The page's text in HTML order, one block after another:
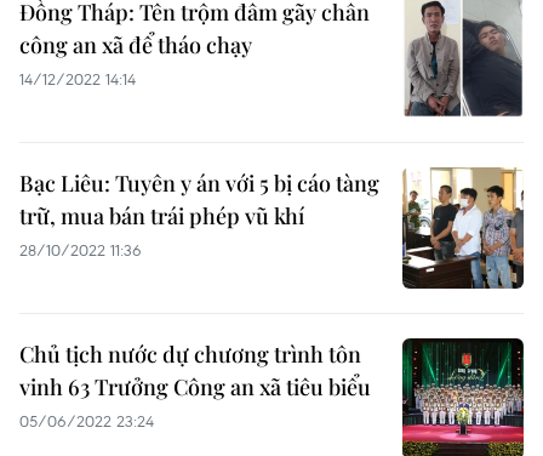
Đồng Tháp: Tên trộm đâm gãy chân
công an xã để tháo chạy
14/12/2022 14:14
Bạc Liêu: Tuyên y án với 5 bị cáo tàng
trữ, mua bán trái phép vũ khí
28/10/2022 11:36
Chủ tịch nước dự chương trình tôn
vinh 63 Trưởng Công an xã tiêu biểu
05/06/2022 23:24